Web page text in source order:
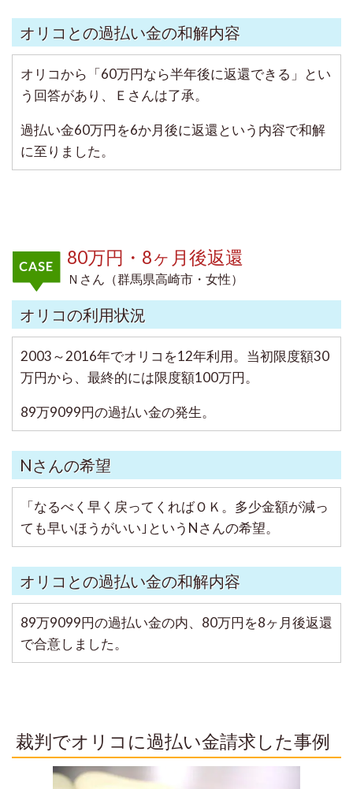
オリコとの過払い金の和解内容
オリコから「60万円なら半年後に返還できる」とい
う回答があり、Ｅさんは了承。
過払い金60万円を6か月後に返還という内容で和解
に至りました。
80万円・8ヶ月後返還
Ｎさん（群馬県高崎市・女性）
オリコの利用状況
2003～2016年でオリコを12年利用。当初限度額30
万円から、最終的には限度額100万円。
89万9099円の過払い金の発生。
Nさんの希望
「なるべく早く戻ってくればＯＫ。多少金額が減っ
ても早いほうがいい｣というNさんの希望。
オリコとの過払い金の和解内容
89万9099円の過払い金の内、80万円を8ヶ月後返還
で合意しました。
裁判でオリコに過払い金請求した事例